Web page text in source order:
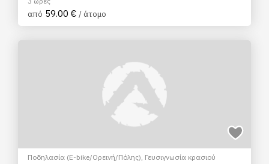
από 59.00 € / άτομο
Ποδηλασία (E-bike/Ορεινή/Πόλης), Γευσιγνωσία κρασιού